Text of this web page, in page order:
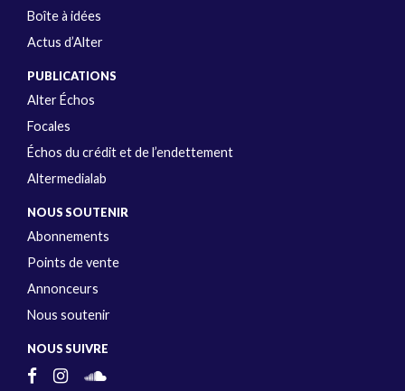
Boîte à idées
Actus d’Alter
PUBLICATIONS
Alter Échos
Focales
Échos du crédit et de l’endettement
Altermedialab
NOUS SOUTENIR
Abonnements
Points de vente
Annonceurs
Nous soutenir
NOUS SUIVRE